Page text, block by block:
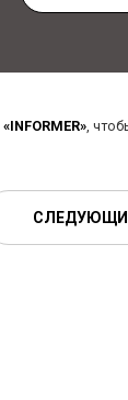
«INFORMER»,